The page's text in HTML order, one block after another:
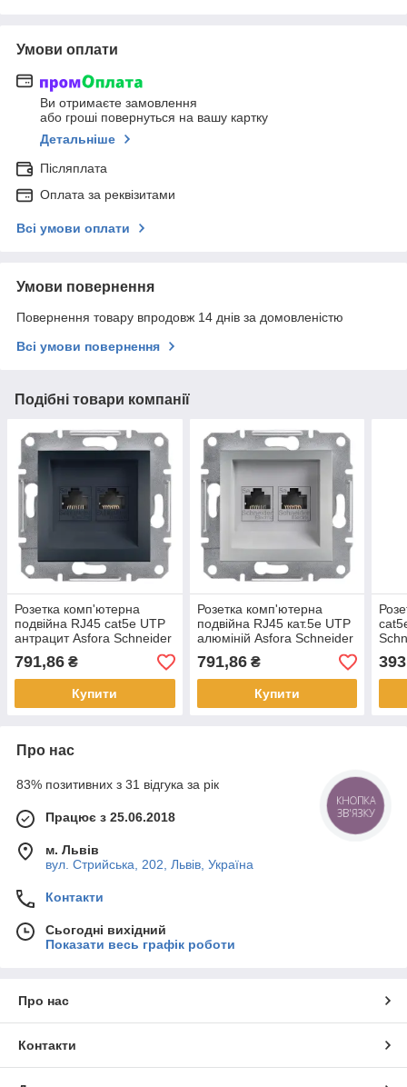
Умови оплати
Ви отримаєте замовлення
або гроші повернуться на вашу картку
Детальніше
Післяплата
Оплата за реквізитами
Всі умови оплати
Умови повернення
Повернення товару впродовж 14 днів за домовленістю
Всі умови повернення
Подібні товари компанії
Розетка комп'ютерна
подвійна RJ45 cat5e UTP
антрацит Asfora Schneider
791,86 ₴
Купити
Розетка комп'ютерна
подвійна RJ45 кат.5е UTP
алюміній Asfora Schneider
791,86₴
Купити
Про нас
83% позитивних з 31 відгука за рік
Працює з 25.06.2018
м. Львів
вул. Стрийська, 202, Львів, Україна
Контакти
Сьогодні вихідний
Показати весь графік роботи
Про нас
Контакти
КНОПКА
ЗВ'ЯЗКУ